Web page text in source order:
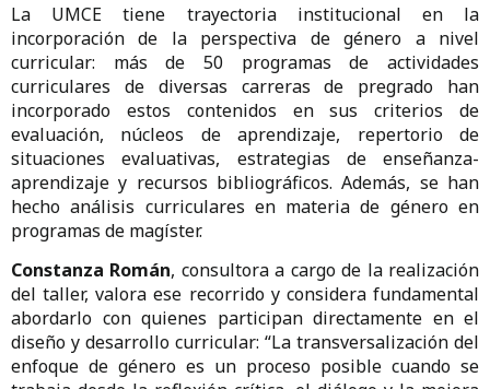
La UMCE tiene trayectoria institucional en la
incorporación de la perspectiva de género a nivel
curricular: más de 50 programas de actividades
curriculares de diversas carreras de pregrado han
incorporado estos contenidos en sus criterios de
evaluación, núcleos de aprendizaje, repertorio de
situaciones evaluativas, estrategias de enseñanza-
aprendizaje y recursos bibliográficos. Además, se han
hecho análisis curriculares en materia de género en
programas de magíster.
Constanza Román, consultora a cargo de la realización
del taller, valora ese recorrido y considera fundamental
abordarlo con quienes participan directamente en el
diseño y desarrollo curricular: “La transversalización del
enfoque de género es un proceso posible cuando se